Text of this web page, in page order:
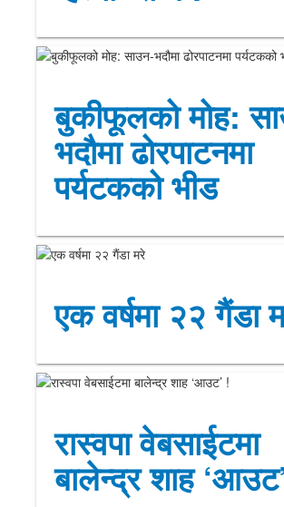
बुकीफूलको मोह:
भदौमा ढोरपाटनमा
पर्यटकको भीड
एक वर्षमा २२ गैंडा
रास्वपा वेबसाईटमा
बालेन्द्र शाह